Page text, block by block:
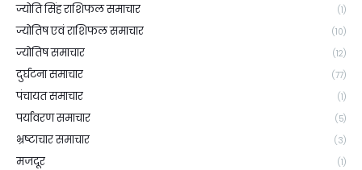
ज्योति सिंह राशिफल समाचार (1)
ज्योतिष एवं राशिफल समाचार (10)
ज्योतिष समाचार (12)
दुर्घटना समाचार (77)
पंचायत समाचार (1)
पर्यावरण समाचार (5)
भ्रष्टाचार समाचार (3)
मजदूर (1)